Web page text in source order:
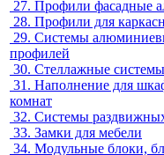
27. Профили фасадные
28. Профили для
29. Системы
профилей
30. Стеллажные системы
31. Наполнение для
комнат
32. Системы
33. Замки для мебели
34. Модульные блоки,